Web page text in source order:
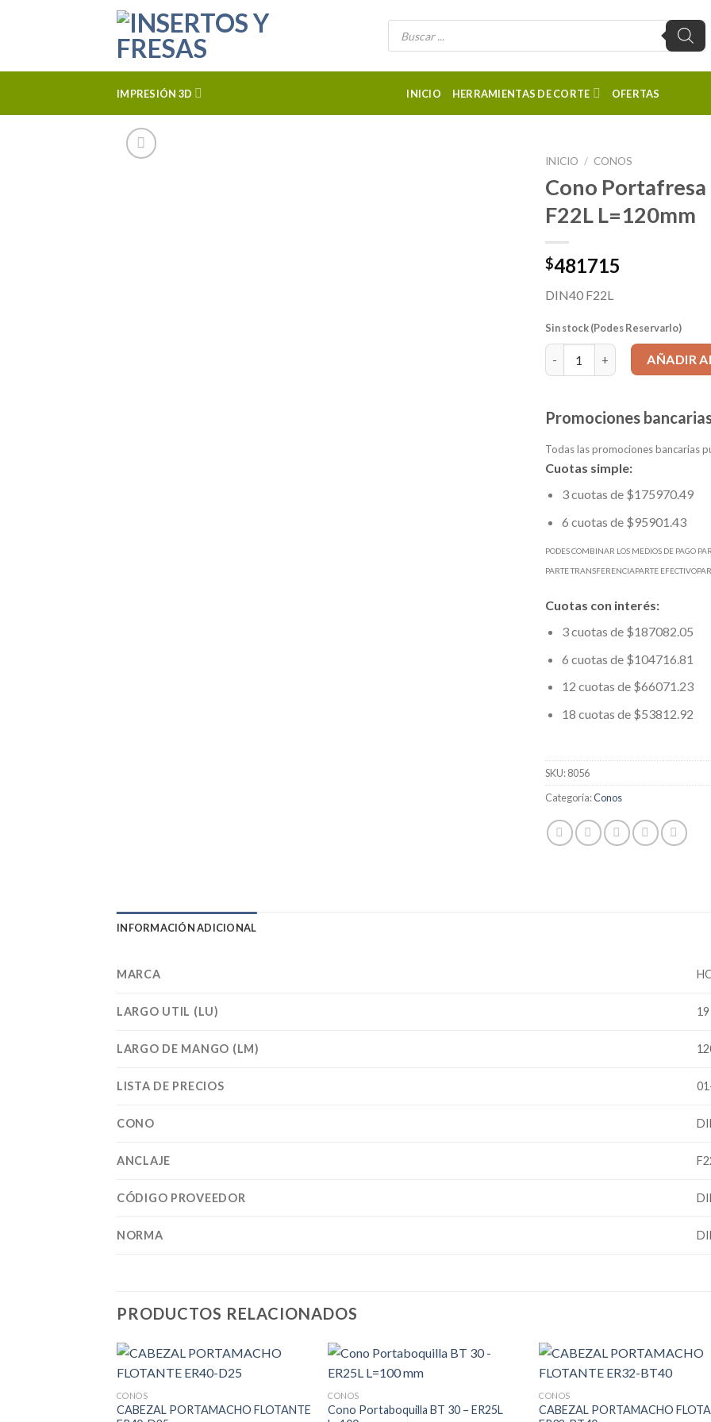
Búsqueda
IMPRESIÓN 3D INICIO HERRAMIENTAS DE CORTE OFERTAS
INICIO / CONOS
Cono
F22L L=120mm
$481715
DIN40 F22L
Sin stock (Podes Reservarlo)
Cono Portafresa DIN69871
AÑADIR
Promociones
Todas las promociones bancarias
Cuotas simple:
3 cuotas de $175970.49
6 cuotas de $95901.43
PODES COMBINAR LOS MEDIOS DE PAGO
PARTE TRANSFERENCIAPARTE
Cuotas con interés:
3 cuotas de $187082.05
6 cuotas de $104716.81
12 cuotas de $66071.23
18 cuotas de $53812.92
SKU:8056
Categoría:Conos
INFORMACIÓN ADICIONAL
MARCA
LARGO UTIL (LU) 19
LARGO DE MANGO (LM)
LISTA DE PRECIOS
CONO
ANCLAJE
CÓDIGO PROVEEDOR
NORMA
PRODUCTOS RELACIONADOS
CONOS
CABEZAL PORTAMACHO FLOTANTE
CONOS
Cono Portaboquilla BT 30 – ER25L
CONOS
CABEZAL PORTAMACHO